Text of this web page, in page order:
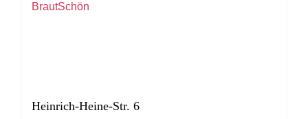
BrautSchön
Heinrich-Heine-Str. 6